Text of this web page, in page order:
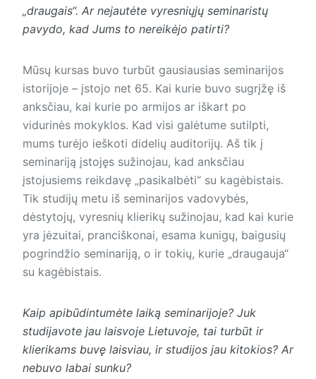
„draugais“. Ar nejautėte vyresniųjų seminaristų
pavydo, kad Jums to nereikėjo patirti?
Mūsų kursas buvo turbūt gausiausias seminarijos
istorijoje – įstojo net 65. Kai kurie buvo sugrįžę iš
anksčiau, kai kurie po armijos ar iškart po
vidurinės mokyklos. Kad visi galėtume sutilpti,
mums turėjo ieškoti didelių auditorijų. Aš tik į
seminariją įstojęs sužinojau, kad anksčiau
įstojusiems reikdavę „pasikalbėti“ su kagėbistais.
Tik studijų metu iš seminarijos vadovybės,
dėstytojų, vyresnių klierikų sužinojau, kad kai kurie
yra jėzuitai, pranciškonai, esama kunigų, baigusių
pogrindžio seminariją, o ir tokių, kurie „draugauja“
su kagėbistais.
Kaip apibūdintumėte laiką seminarijoje? Juk
studijavote jau laisvoje Lietuvoje, tai turbūt ir
klierikams buvę laisviau, ir studijos jau kitokios? Ar
nebuvo labai sunku?